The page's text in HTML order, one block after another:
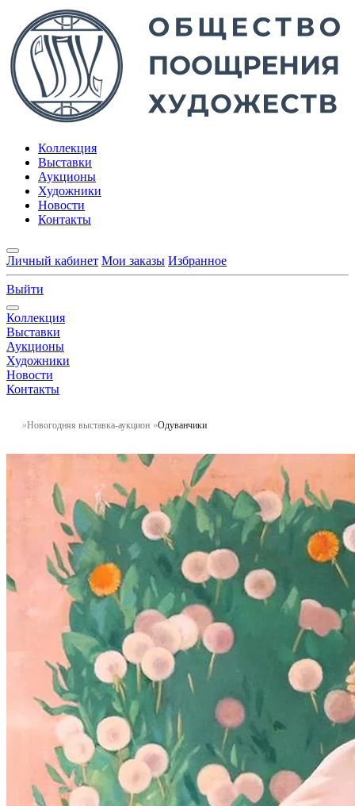
Коллекция
Выставки
Аукционы
Художники
Новости
Контакты
Личный кабинет Мои заказы Избранное
Выйти
Коллекция
Выставки
Аукционы
Художники
Новости
Контакты
Новогодняя выставка-аукцион Одуванчики